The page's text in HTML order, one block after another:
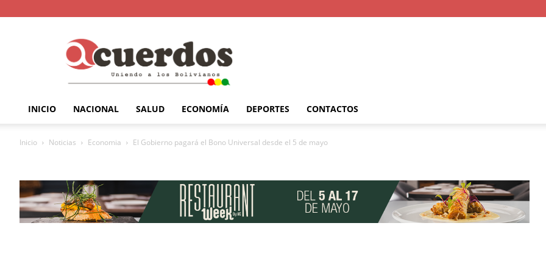
INICIO NACIONAL SALUD ECONOMÍA DEPORTES CONTACTOS
Inicio Noticias Economia El Gobierno pagará el Bono Universal desde el 5 de mayo